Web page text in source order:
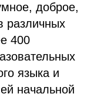
доброе,
различных
400
языка и
начальной